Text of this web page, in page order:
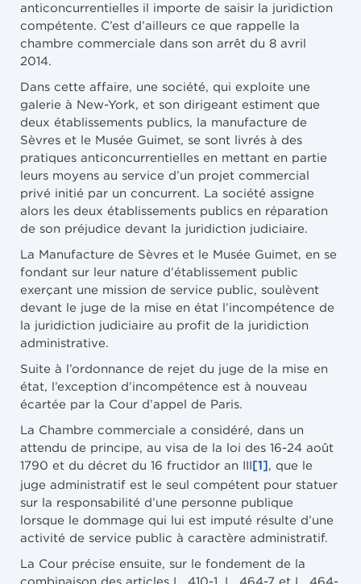
anticoncurrentielles il importe de saisir la juridiction
compétente. C’est d’ailleurs ce que rappelle la
chambre commerciale dans son arrêt du 8 avril
2014.
Dans cette affaire, une société, qui exploite une
galerie à New-York, et son dirigeant estiment que
deux établissements publics, la manufacture de
Sèvres et le Musée Guimet, se sont livrés à des
pratiques anticoncurrentielles en mettant en partie
leurs moyens au service d’un projet commercial
privé initié par un concurrent. La société assigne
alors les deux établissements publics en réparation
de son préjudice devant la juridiction judiciaire.
La Manufacture de Sèvres et le Musée Guimet, en se
fondant sur leur nature d’établissement public
exerçant une mission de service public, soulèvent
devant le juge de la mise en état l’incompétence de
la juridiction judiciaire au profit de la juridiction
administrative.
Suite à l’ordonnance de rejet du juge de la mise en
état, l’exception d’incompétence est à nouveau
écartée par la Cour d’appel de Paris.
La Chambre commerciale a considéré, dans un
attendu de principe, au visa de la loi des 16-24 août
1790 et du décret du 16 fructidor an III [1]
, que le
juge administratif est le seul compétent pour statuer
sur la responsabilité d’une personne publique
lorsque le dommage qui lui est imputé résulte d’une
activité de service public à caractère administratif.
La Cour précise ensuite, sur le fondement de la
combinaison des articles L. 410-1, L. 464-7 et L. 464-